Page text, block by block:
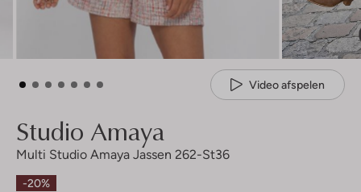
Video afspelen
Studio Amaya
Multi Studio Amaya Jassen 262-St36
-20%